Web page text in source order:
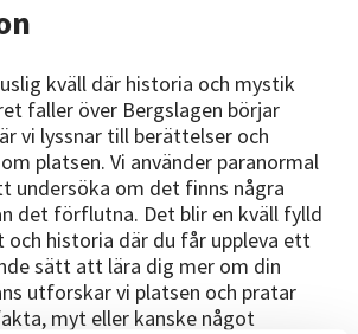
kväll där historia och mystik
faller över Bergslagen börjar
vi lyssnar till berättelser och
platsen. Vi använder paranormal
undersöka om det finns några
det förflutna. Det blir en kväll fylld
och historia där du får uppleva ett
sätt att lära dig mer om din
utforskar vi platsen och pratar
myt eller kanske något